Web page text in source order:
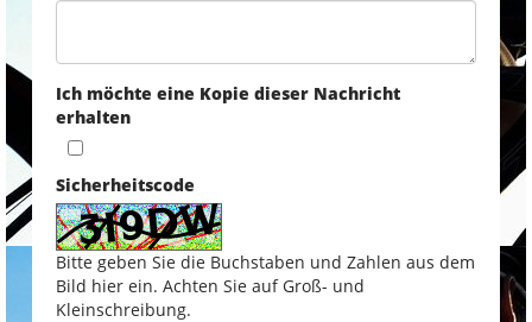
Ich möchte eine Kopie dieser Nachricht
erhalten
Sicherheitscode
Bitte geben Sie die Buchstaben und Zahlen aus dem
Bild hier ein. Achten Sie auf Groß- und
Kleinschreibung.